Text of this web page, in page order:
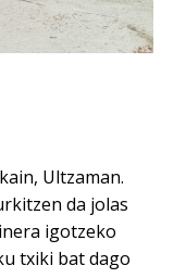
Ultzaman.
da jolas
igotzeko
txiki bat dago